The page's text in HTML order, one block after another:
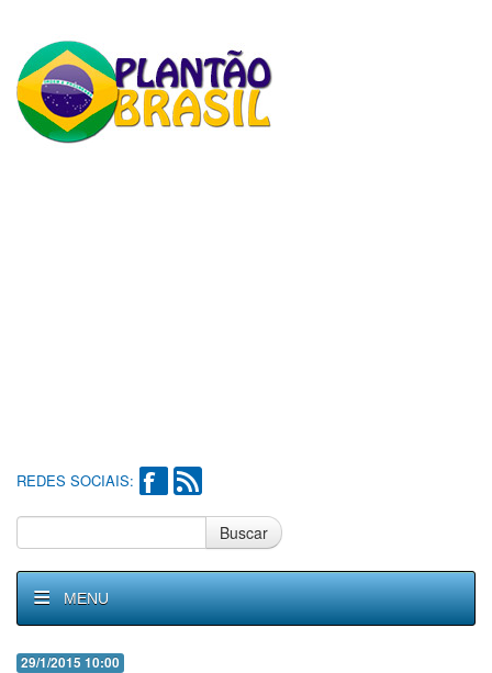
REDES SOCIAIS:
Buscar
MENU
29/1/2015 10:00